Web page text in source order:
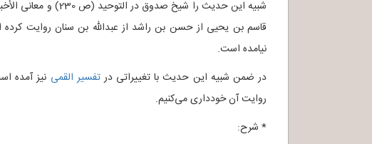
قاسم بن یحیی از حسن بن راشد از عبدالله بن سنان روایت کرده
نیامده است.
در ضمن شبیه این حدیث با تغییراتی درتفسیر القمی نیز آمده
روایت آن خودداری می‌کنیم.
* شرح: